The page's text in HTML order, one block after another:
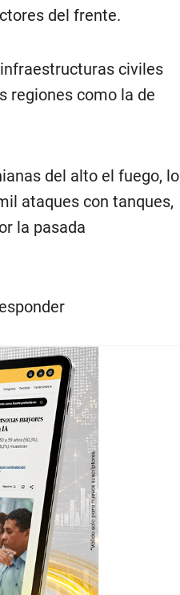
del frente.
civiles
regiones como la de
del alto el fuego, lo
ataques con tanques,
la pasada